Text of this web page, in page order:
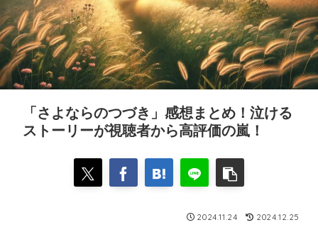
「さよならのつづき」感想まとめ！泣ける
ストーリーが視聴者から高評価の嵐！
2024.11.24 2024.12.25